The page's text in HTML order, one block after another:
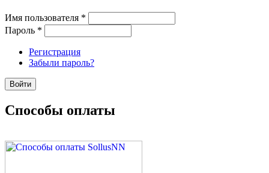
Имя пользователя *
Пароль *
Регистрация
Забыли пароль?
Способы оплаты